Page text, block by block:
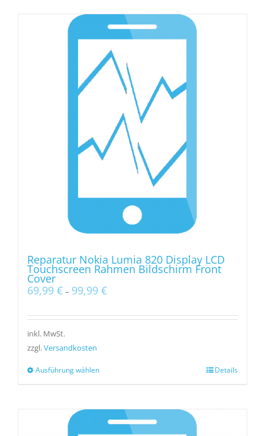
Reparatur Nokia Lumia 820 Display LCD
Touchscreen Rahmen Bildschirm Front
Cover
69,99 € – 99,99 €
inkl. MwSt.
zzgl.Versandkosten
Ausführung wählen Details